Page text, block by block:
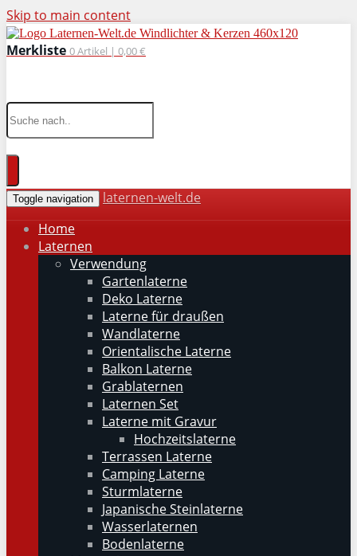
Skip to main content
Merkliste 0Artikel | 0,00 €
Toggle navigation
laternen-welt.de
Home
Laternen
Verwendung
Gartenlaterne
Deko Laterne
Laterne für draußen
Wandlaterne
Orientalische Laterne
Balkon Laterne
Grablaternen
Laternen Set
Laterne mit Gravur
Hochzeitslaterne
Terrassen Laterne
Camping Laterne
Sturmlaterne
Japanische Steinlaterne
Wasserlaternen
Bodenlaterne